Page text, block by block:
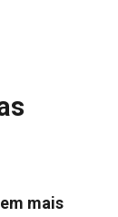
mais